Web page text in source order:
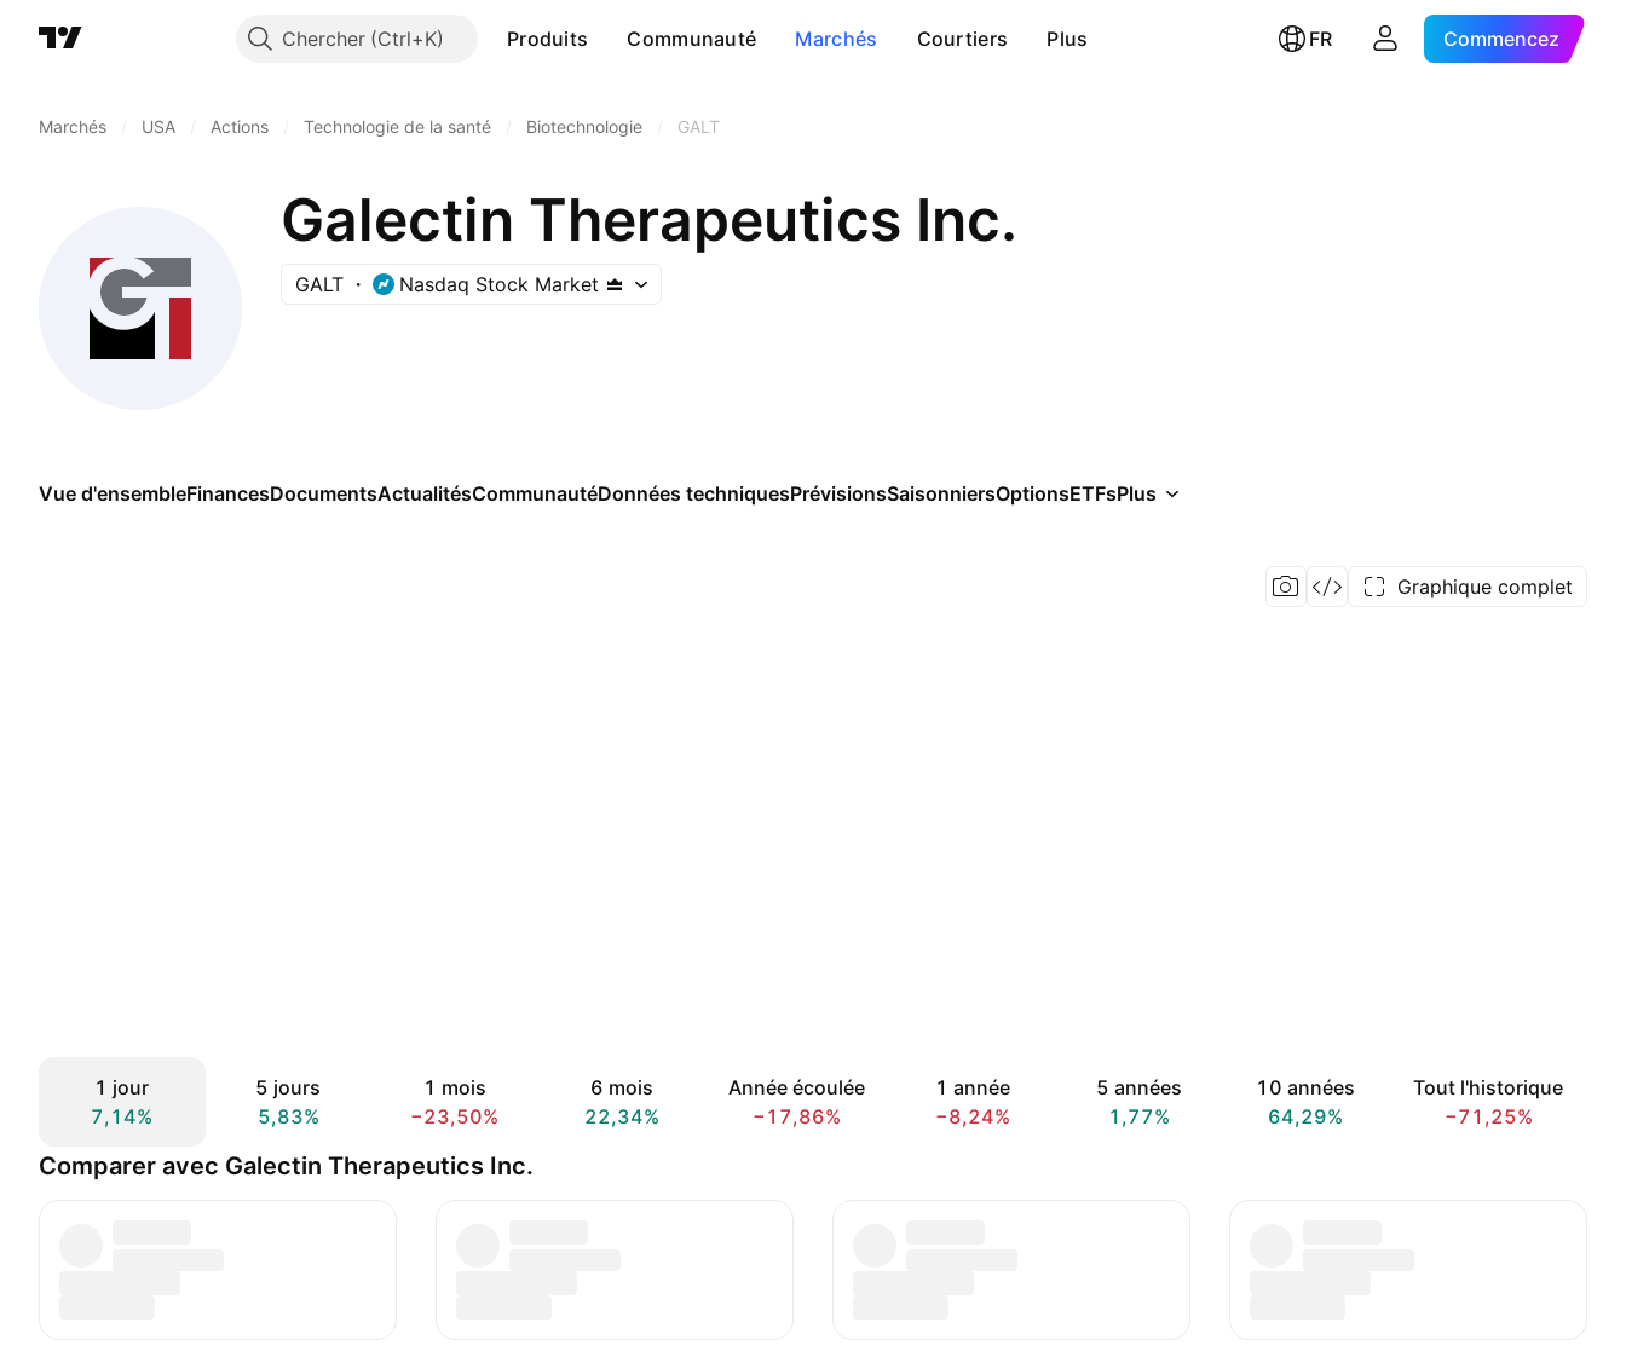
Chercher Produits Communauté Marchés Courtiers Plus FR Commencez
Marchés USA Actions Technologie de la santé Biotechnologie GALT
Galectin Therapeutics Inc.
GALT Nasdaq Stock Market
Vue d'ensembleFinancesDocumentsActualitésCommunautéDonnées techniquesPrévisionsSaisonniersOptionsETFsPlus
Graphique complet
1 jour
7,14%
5 jours
5,83%
1 mois
−23,50%
6 mois
22,34%
Année écoulée
−17,86%
1 année
−8,24%
5 années
1,77%
10 années
64,29%
Tout l'historique
−71,25%
Comparer avec Galectin Therapeutics Inc.